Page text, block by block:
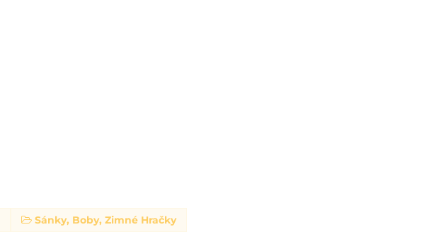
Sánky, Boby, Zimné Hračky